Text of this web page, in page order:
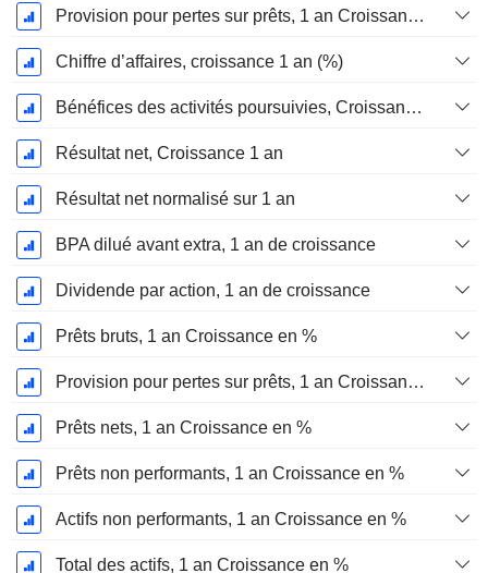
Provision pour pertes sur prêts, 1 an Croissance en %
Chiffre d’affaires, croissance 1 an (%)
Bénéfices des activités poursuivies, Croissance 1 an
Résultat net, Croissance 1 an
Résultat net normalisé sur 1 an
BPA dilué avant extra, 1 an de croissance
Dividende par action, 1 an de croissance
Prêts bruts, 1 an Croissance en %
Provision pour pertes sur prêts, 1 an Croissance %
Prêts nets, 1 an Croissance en %
Prêts non performants, 1 an Croissance en %
Actifs non performants, 1 an Croissance en %
Total des actifs, 1 an Croissance en %